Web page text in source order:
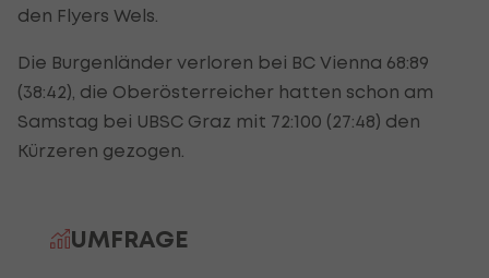
den Flyers Wels.
Die Burgenländer verloren bei BC Vienna 68:89
(38:42), die Oberösterreicher hatten schon am
Samstag bei UBSC Graz mit 72:100 (27:48) den
Kürzeren gezogen.